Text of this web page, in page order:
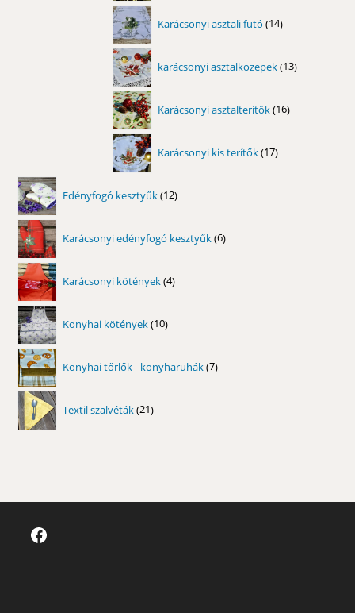
Karácsonyi asztali futó 14
termék
karácsonyi asztalközepek 13
termék
Karácsonyi asztalterítők 16
termék
Karácsonyi kis terítők 17
termék
Edényfogó kesztyűk 12
termék
Karácsonyi edényfogó kesztyűk 6
termék
Karácsonyi kötények 4
termék
Konyhai kötények 10
termék
Konyhai tőrlők - konyharuhák 7
termék
Textil szalvéták 21
termék
Facebook